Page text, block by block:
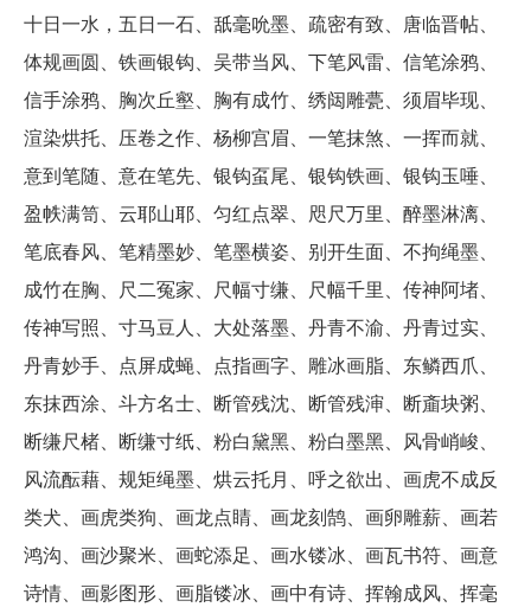
十日一水，五日一石、舐毫吮墨、疏密有致、唐临晋帖、
体规画圆、铁画银钩、吴带当风、下笔风雷、信笔涂鸦、
信手涂鸦、胸次丘壑、胸有成竹、绣闼雕甍、须眉毕现、
渲染烘托、压卷之作、杨柳宫眉、一笔抹煞、一挥而就、
意到笔随、意在笔先、银钩虿尾、银钩铁画、银钩玉唾、
盈帙满笥、云耶山耶、匀红点翠、咫尺万里、醉墨淋漓、
笔底春风、笔精墨妙、笔墨横姿、别开生面、不拘绳墨、
成竹在胸、尺二冤家、尺幅寸缣、尺幅千里、传神阿堵、
传神写照、寸马豆人、大处落墨、丹青不渝、丹青过实、
丹青妙手、点屏成蝇、点指画字、雕冰画脂、东鳞西爪、
东抹西涂、斗方名士、断管残沈、断管残渖、断齑块粥、
断缣尺楮、断缣寸纸、粉白黛黑、粉白墨黑、风骨峭峻、
风流酝藉、规矩绳墨、烘云托月、呼之欲出、画虎不成反
类犬、画虎类狗、画龙点睛、画龙刻鹄、画卵雕薪、画若
鸿沟、画沙聚米、画蛇添足、画水镂冰、画瓦书符、画意
诗情、画影图形、画脂镂冰、画中有诗、挥翰成风、挥毫